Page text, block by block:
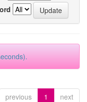
previous 1 next